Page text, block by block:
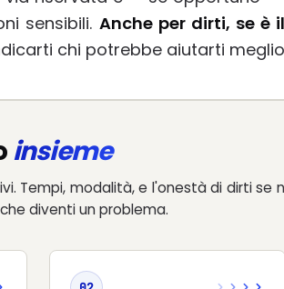
sensibili. Anche per dirti, se è
chi potrebbe aiutarti
insieme
Tempi, modalità, e l'onestà di dirti se
diventi un problema.